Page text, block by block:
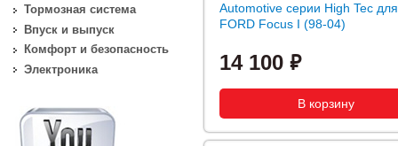
Automotive серии High Tec для
FORD Focus I (98-04)
14 100
Тормозная система
Впуск и выпуск
Комфорт и безопасность
Электроника